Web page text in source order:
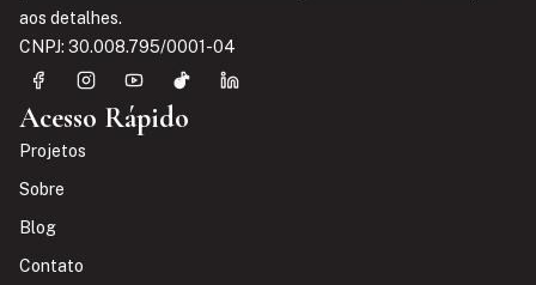
aos detalhes.
CNPJ: 30.008.795/0001-04
Acesso Rápido
Projetos
Sobre
Blog
Contato